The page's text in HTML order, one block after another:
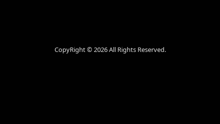
CopyRight ©2026 All Rights Reserved.